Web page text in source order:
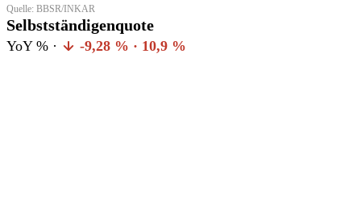
Quelle: BBSR/INKAR
Selbstständigenquote
YoY % · -9,28 % · 10,9 %